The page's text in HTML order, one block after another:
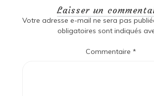
Laisser un
Votre adresse e-mail ne sera pas
obligatoires sont indiqués
Commentaire *